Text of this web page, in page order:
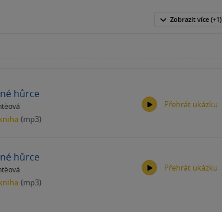
Zobrazit více (+1)
hůrce
(mp3)
Přehrát ukázku
hůrce
(mp3)
Přehrát ukázku